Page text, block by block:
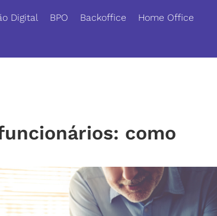
Digital BPO Backoffice Home Office
como